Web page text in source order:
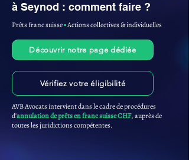
à Seynod : comment faire ?
Prêts franc suisse▪︎Actions collectives & individuelles
Découvrir notre page dédiée
Vérifiez votre éligibilité
AVB Avocats intervient dans le cadre de procédures
d'annulation de prêts en franc suisse CHF, auprès de
toutes les juridictions compétentes.